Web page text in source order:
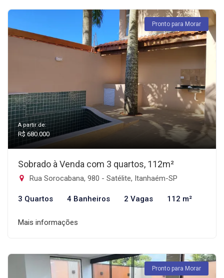
Pronto para Morar
A partir de:
R$ 680.000
Sobrado à Venda com 3 quartos, 112m²
Rua Sorocabana, 980 - Satélite, Itanhaém-SP
3 Quartos 4 Banheiros 2 Vagas 112 m²
Mais informações
Pronto para Morar